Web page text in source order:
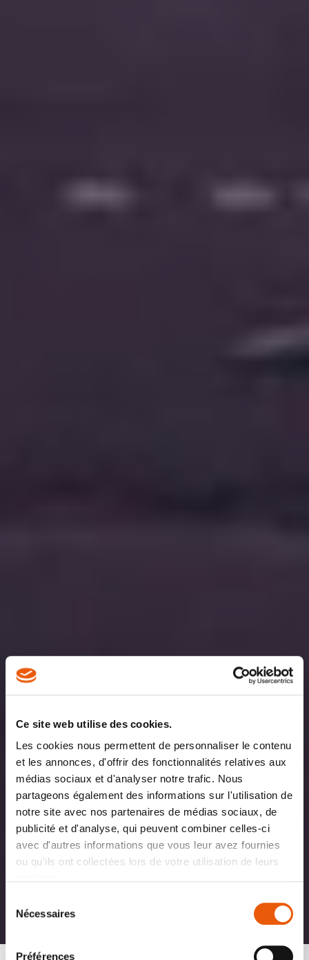
Ce site web utilise des cookies.
Les cookies nous permettent de personnaliser le contenu
et les annonces, d'offrir des fonctionnalités relatives aux
médias sociaux et d'analyser notre trafic. Nous
partageons également des informations sur l'utilisation de
notre site avec nos partenaires de médias sociaux, de
publicité et d'analyse, qui peuvent combiner celles-ci
avec d'autres informations que vous leur avez fournies
ou qu'ils ont collectées lors de votre utilisation de leurs
Nécessaires
Préférences